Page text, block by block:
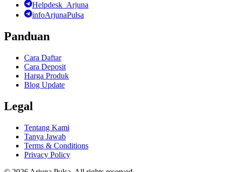
Helpdesk_Arjuna
infoArjunaPulsa
Panduan
Cara Daftar
Cara Deposit
Harga Produk
Blog Update
Legal
Tentang Kami
Tanya Jawab
Terms & Conditions
Privacy Policy